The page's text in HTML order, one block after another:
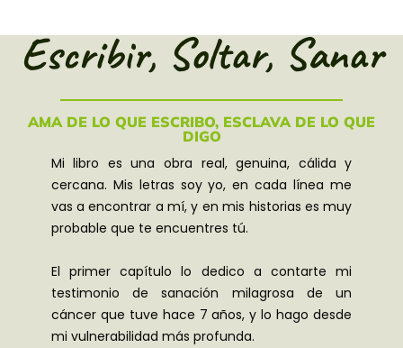
Escribir, Soltar, Sanar
AMA DE LO QUE ESCRIBO, ESCLAVA DE LO QUE
DIGO
Mi libro es una obra real, genuina, cálida y
cercana. Mis letras soy yo, en cada línea me
vas a encontrar a mí, y en mis historias es muy
probable que te encuentres tú.
El primer capítulo lo dedico a contarte mi
testimonio de sanación milagrosa de un
cáncer que tuve hace 7 años, y lo hago desde
mi vulnerabilidad más profunda.